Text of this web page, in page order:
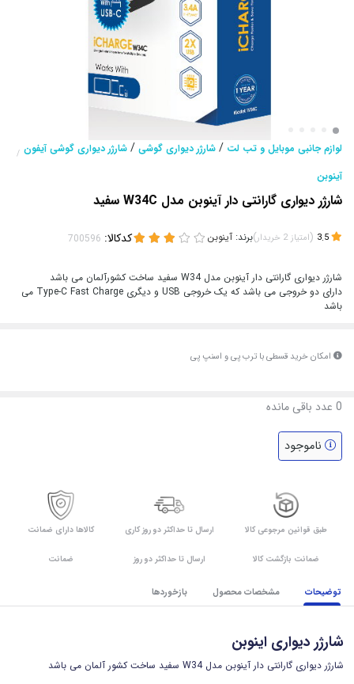
لوازم جانبی موبایل و تب لت / شارژر دیواری گوشی / شارژر دیواری گوشی آیفون /
آینوبن
شارژر دیواری گارانتی دار آینوبن مدل W34C سفید
(امتیاز 2 خریدار)برند: آینوبن کدکالا:
شارژر دیواری گارانتی دار آینوبن مدل W34 سفید ساخت کشورآلمان می باشد
دارای دو خروجی می باشد که یک خروجی USB و دیگری Type-C Fast Charge می
باشد
امکان خرید قسطی با ترب پی و اسنپ پی
0 عدد باقی مانده
ناموجود
طبق قوانین مرجوعی کالا
ضمانت بازگشت کالا
ارسال تا حداکثر دو روز کاری
ارسال تا حداکثر دو روز
کالاها دارای ضمانت
ضمانت
توضیحات مشخصات محصول بازخوردها
شارژر دیواری اینوبن
شارژر دیواری گارانتی دار آینوبن مدل W34 سفید ساخت کشور آلمان می باشد